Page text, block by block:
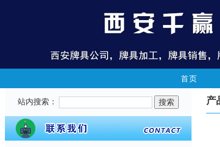
首页
站内搜索： 产